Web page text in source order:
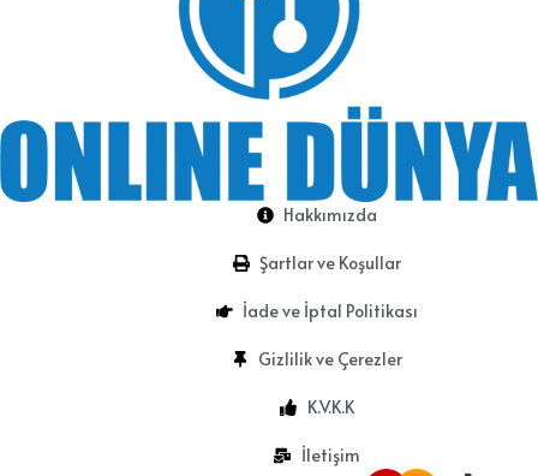
Hakkımızda
Şartlar ve Koşullar
İade ve İptal Politikası
Gizlilik ve Çerezler
K.V.K.K
İletişim